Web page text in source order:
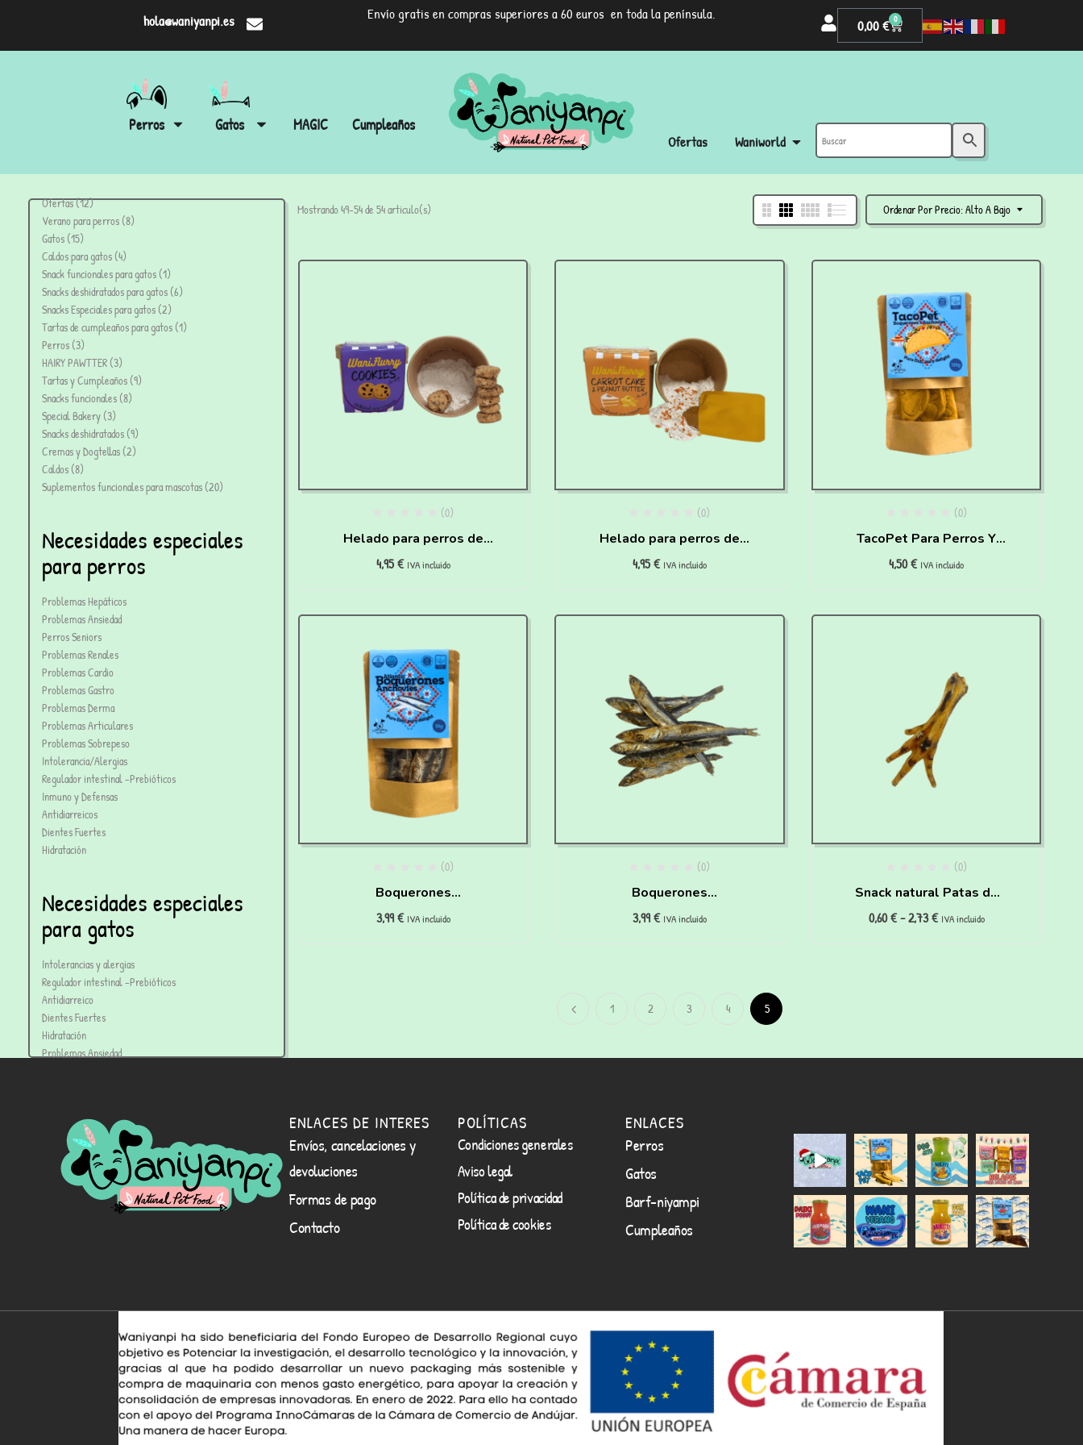
hola@waniyanpi.es Envío gratis en compras superiores a 60 euros en toda la península.
0,00€ 0
Perros Gatos MAGIC Cumpleaños
Ofertas Waniworld
Ofertas 12
Verano para perros 8
Gatos 15
Caldos para gatos 4
Snack funcionales para gatos 1
Snacks deshidratados para gatos 6
Snacks Especiales para gatos 2
Tartas de cumpleaños para gatos 1
Perros 3
HAIRY PAWTTER 3
Tartas y Cumpleaños 9
Snacks funcionales 8
Special Bakery 3
Snacks deshidratados 9
Cremas y Dogtellas 2
Caldos 8
Suplementos funcionales para mascotas 20
Necesidades especiales
para perros
Problemas Hepáticos
Problemas Ansiedad
Perros Seniors
Problemas Renales
Problemas Cardio
Problemas Gastro
Problemas Derma
Problemas Articulares
Problemas Sobrepeso
Intolerancia/Alergias
Regulador intestinal -Prebióticos
Inmuno y Defensas
Antidiarreicos
Dientes Fuertes
Hidratación
Necesidades especiales
para gatos
Intolerancias y alergias
Regulador intestinal -Prebióticos
Antidiarreico
Dientes Fuertes
Hidratación
Problemas Ansiedad
Ordenar Por Precio: Alto A Bajo
Mostrando 49–54 de 54 articulo(s)
(0)
Helado para perros de
Cookies para hacer en
4,95€ IVA incluido
(0)
Helado para perros de
Carrot Cake y Crema de
casa
4,95€ IVA incluido
(0)
TacoPet Para Perros Y
Gatos (120 gr)
4,50€ IVA incluido
(0)
Boquerones
Deshidratados Para
3,99€ IVA incluido
(0)
Boquerones
deshidratados para
3,99€ IVA incluido
(0)
Snack natural Patas de
Pollo para perros y gatos
0,60€-2,73€ IVA incluido
1 2 3 4 5
ENLACES DE INTERES
Envíos, cancelaciones y
devoluciones
Formas de pago
Contacto
POLÍTICAS
Condiciones generales
Aviso legal
Política de privacidad
Política de cookies
ENLACES
Perros
Gatos
Barf-niyampi
Cumpleaños